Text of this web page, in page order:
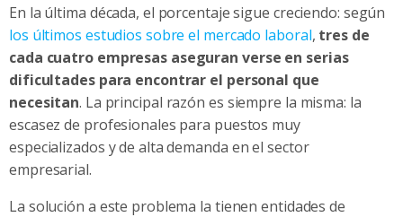
En la última década, el porcentaje sigue creciendo: según
los últimos estudios sobre el mercado laboral, tres de
cada cuatro empresas aseguran verse en serias
dificultades para encontrar el personal que
necesitan. La principal razón es siempre la misma: la
escasez de profesionales para puestos muy
especializados y de alta demanda en el sector
empresarial.
La solución a este problema la tienen entidades de